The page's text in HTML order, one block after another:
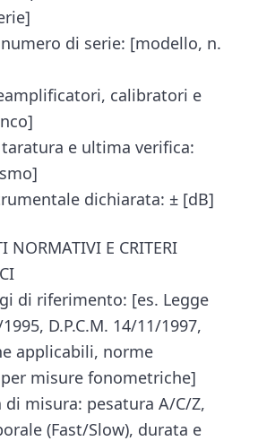
di serie: [modello, n.
calibratori e
e ultima verifica:
dichiarata: ± [dB]
NORMATIVI E CRITERI
di riferimento: [es. Legge
D.P.C.M. 14/11/1997,
applicabili, norme
misure fonometriche]
misura: pesatura A/C/Z,
(Fast/Slow), durata e